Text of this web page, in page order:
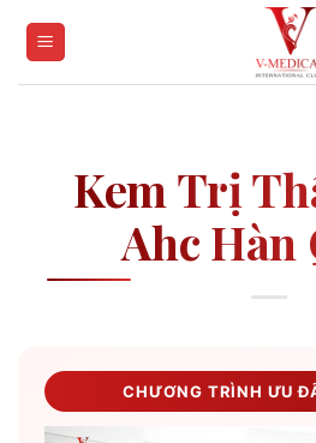
Kem Trị
Ahc Hàn
CHƯƠNG TRÌNH ƯU